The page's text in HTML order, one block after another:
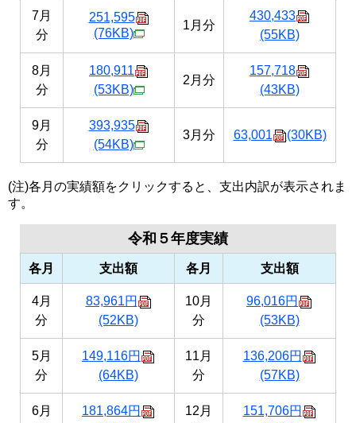
7月
分
251,595
(76KB)
1月分
430,433
(55KB)
8月
分
180,911
(53KB)
2月分
157,718
(43KB)
9月
分
393,935
(54KB)
3月分 63,001 (30KB)
(注)各月の実績額をクリックすると、支出内訳が表示されま
す。
令和５年度実績
各月 支出額 各月 支出額
4月
分
83,961円
(52KB)
10月
分
96,016円
(53KB)
5月
分
149,116円
(64KB)
11月
分
136,206円
(57KB)
6月
181,864円
12月
151,706円